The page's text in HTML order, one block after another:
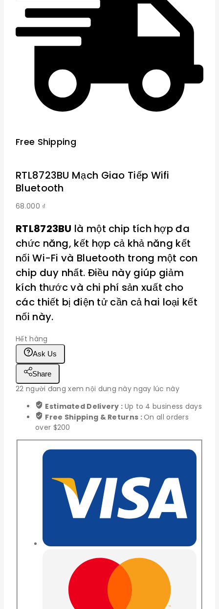
Free Shipping
RTL8723BU Mạch Giao Tiếp Wifi
Bluetooth
68.000 ₫
RTL8723BU là một chip tích hợp đa
chức năng, kết hợp cả khả năng kết
nối Wi-Fi và Bluetooth trong một con
chip duy nhất. Điều này giúp giảm
kích thước và chi phí sản xuất cho
các thiết bị điện tử cần cả hai loại kết
nối này.
Hết hàng
Ask Us
Share
22 người đang xem nội dung này ngay lúc này
Estimated Delivery : Up to 4 business days
Free Shipping & Returns :On all orders
over $200